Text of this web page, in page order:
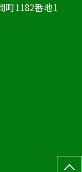
町1182番地1